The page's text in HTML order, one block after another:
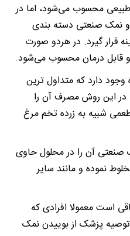
محسوب می‌شود، اما در
نمک صنعتی دسته بندی
قرار گیرد. در هردو صورت
و قابل درمان محسوب می‌شود.
دارد که متداول ترین
این روش مصرف آن را
شبیه به زرده تخم مرغ
آن را در محلول حاوی
نموده و مانند سایر
است معمولا افرادی که
توصیه پزشک از بوییدن نمک